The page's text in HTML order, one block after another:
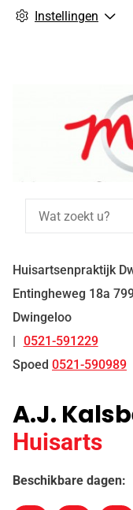
Instellingen
Huisartsenpraktijk
Entingheweg 18a
Dwingeloo
Tel:
0521-591229
Spoed 0521-590989
A.J.
Huisarts
Beschikbare dagen: